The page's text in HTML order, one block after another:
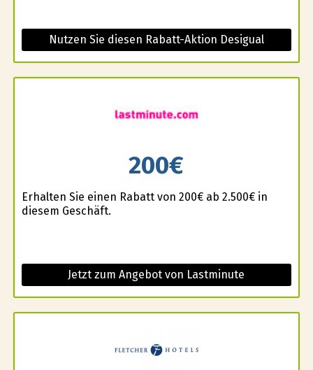
Nutzen Sie diesen Rabatt-Aktion Desigual
200€
Erhalten Sie einen Rabatt von 200€ ab 2.500€ in
diesem Geschäft.
Jetzt zum Angebot von Lastminute